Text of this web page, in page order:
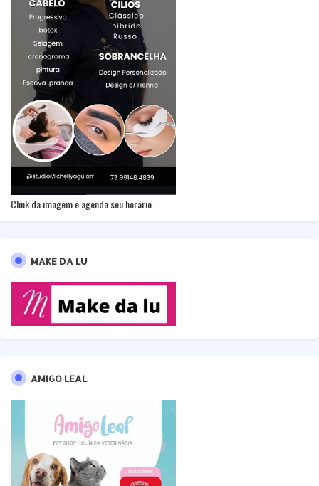
Clink da imagem e agenda seu horário.
MAKE DA LU
AMIGO LEAL